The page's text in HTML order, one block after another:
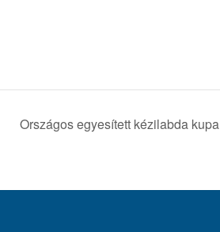
Országos egyesített kézilabda kupa